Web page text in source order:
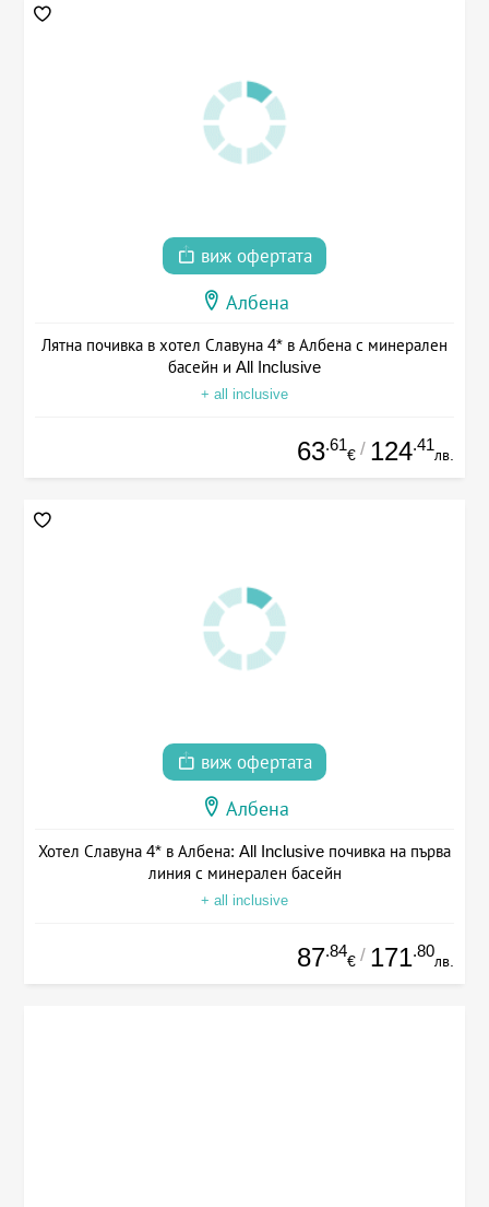
виж офертата
Албена
Лятна почивка в хотел Славуна 4* в Албена с минерален
басейн и All Inclusive
+ all inclusive
63.61
€ / 124.41
лв.
виж офертата
Албена
Хотел Славуна 4* в Албена: All Inclusive почивка на първа
линия с минерален басейн
+ all inclusive
87.84
€ / 171.80
лв.